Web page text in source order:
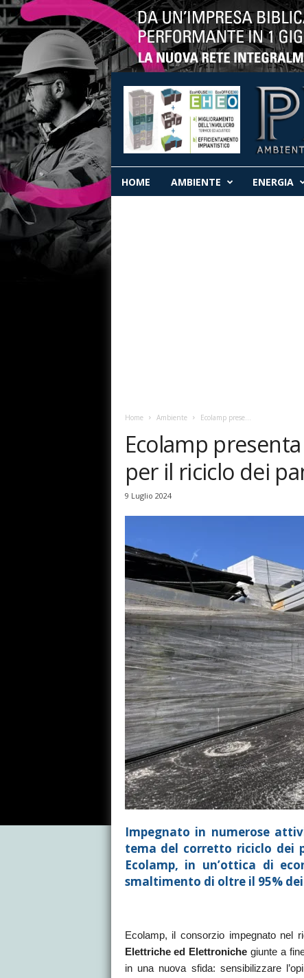
R
E
C
T
HOME AMBIENTE ENERGIA
Home Ambiente Ecolamp prese...
Ecolamp
per il riciclo dei
9 Luglio 2024
Impegnato in numerose
tema del corretto riciclo dei
Ecolamp, in un’ottica di
smaltimento di oltre il 95%
Ecolamp, il consorzio impegnato nel
Elettriche ed Elettronichegiunte a
in una nuova sfida: sensibilizzare